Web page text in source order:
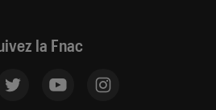
la Fnac